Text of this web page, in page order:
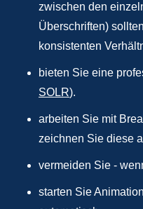
zwischen den
Überschriften)
konsistenten
bieten Sie eine
SOLR).
arbeiten Sie mit
zeichnen Sie diese
vermeiden Sie -
starten Sie